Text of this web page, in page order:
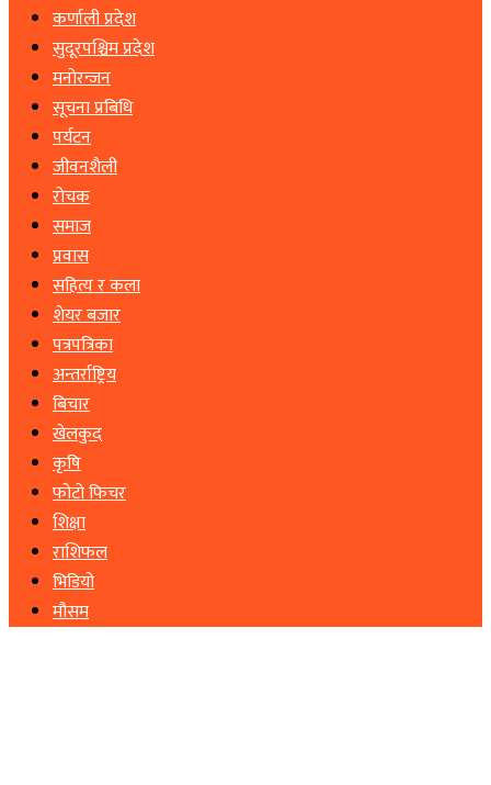
कर्णाली प्रदेश
सुदूरपश्चिम प्रदेश
मनोरन्जन
सूचना प्रबिधि
पर्यटन
जीवनशैली
रोचक
समाज
प्रवास
सहित्य र कला
शेयर बजार
पत्रपत्रिका
अन्तर्राष्ट्रिय
बिचार
खेलकुद
कृषि
फोटो फिचर
शिक्षा
राशिफल
भिडियो
मौसम